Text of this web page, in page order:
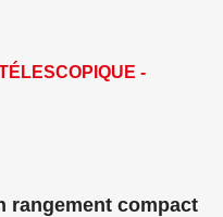
-
rangement compact